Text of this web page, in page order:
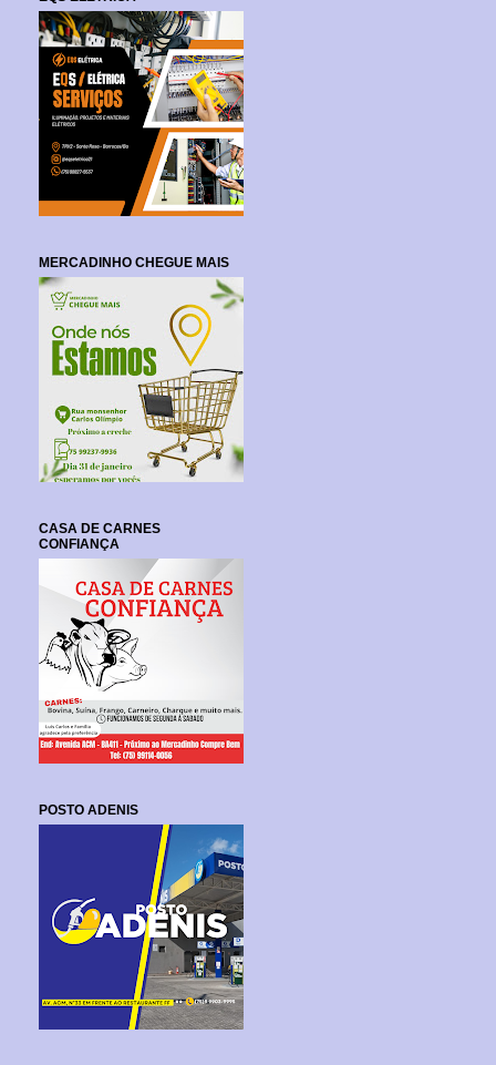
MERCADINHO CHEGUE MAIS
CASA DE CARNES
CONFIANÇA
POSTO ADENIS